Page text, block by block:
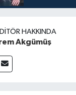
HAKKINDA
Akgümüş